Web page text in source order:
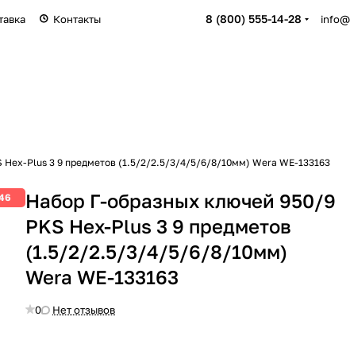
Контакты 8 (800) 555-14-28
Hex-Plus 3 9 предметов (1.5/2/2.5/3/4/5/6/8/10мм) Wera WE-133163
Набор Г-образных ключей 950/9
PKS Hex-Plus 3 9 предметов
(1.5/2/2.5/3/4/5/6/8/10мм)
Wera WE-133163
0 Нет отзывов